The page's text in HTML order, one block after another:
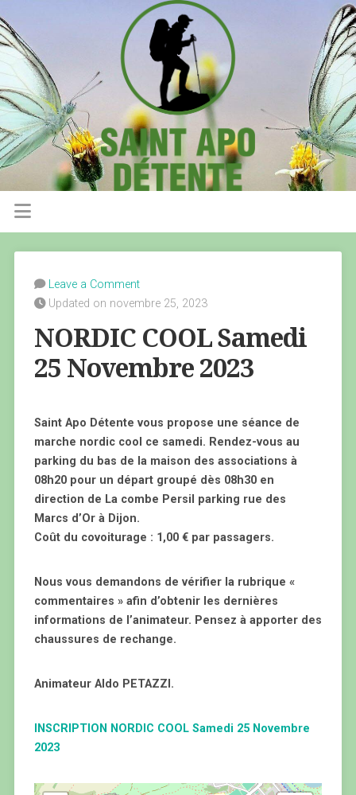
Leave a Comment
Updated on novembre 25, 2023
NORDIC COOL Samedi
25 Novembre 2023
Saint Apo Détente vous propose une séance de
marche nordic cool ce samedi. Rendez-vous au
parking du bas de la maison des associations à
08h20 pour un départ groupé dès 08h30 en
direction de La combe Persil parking rue des
Marcs d’Or à Dijon.
Coût du covoiturage : 1,00 € par passagers.
Nous vous demandons de vérifier la rubrique «
commentaires » afin d’obtenir les dernières
informations de l’animateur. Pensez à apporter des
chaussures de rechange.
Animateur Aldo PETAZZI.
INSCRIPTION NORDIC COOL Samedi 25 Novembre
2023